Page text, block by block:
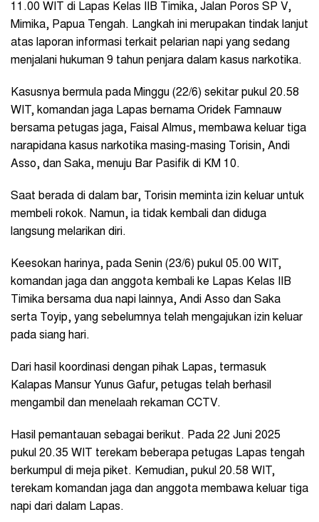
11.00 WIT di Lapas Kelas IIB Timika, Jalan Poros SP V,
Mimika, Papua Tengah. Langkah ini merupakan tindak lanjut
atas laporan informasi terkait pelarian napi yang sedang
menjalani hukuman 9 tahun penjara dalam kasus narkotika.
Kasusnya bermula pada Minggu (22/6) sekitar pukul 20.58
WIT, komandan jaga Lapas bernama Oridek Famnauw
bersama petugas jaga, Faisal Almus, membawa keluar tiga
narapidana kasus narkotika masing-masing Torisin, Andi
Asso, dan Saka, menuju Bar Pasifik di KM 10.
Saat berada di dalam bar, Torisin meminta izin keluar untuk
membeli rokok. Namun, ia tidak kembali dan diduga
langsung melarikan diri.
Keesokan harinya, pada Senin (23/6) pukul 05.00 WIT,
komandan jaga dan anggota kembali ke Lapas Kelas IIB
Timika bersama dua napi lainnya, Andi Asso dan Saka
serta Toyip, yang sebelumnya telah mengajukan izin keluar
pada siang hari.
Dari hasil koordinasi dengan pihak Lapas, termasuk
Kalapas Mansur Yunus Gafur, petugas telah berhasil
mengambil dan menelaah rekaman CCTV.
Hasil pemantauan sebagai berikut. Pada 22 Juni 2025
pukul 20.35 WIT terekam beberapa petugas Lapas tengah
berkumpul di meja piket. Kemudian, pukul 20.58 WIT,
terekam komandan jaga dan anggota membawa keluar tiga
napi dari dalam Lapas.